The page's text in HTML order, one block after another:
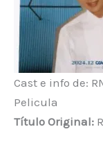
Cast e info de:
Pelicula
Título Original: